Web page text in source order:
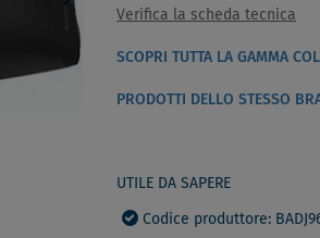
Verifica la scheda tecnica
SCOPRI TUTTA LA GAMMA
PRODOTTI DELLO STESSO
UTILE DA SAPERE
Codice produttore: